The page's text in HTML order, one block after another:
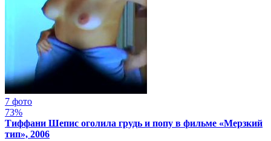
7 фото
73%
Тиффани Шепис оголила грудь и попу в фильме «Мерзкий
тип», 2006